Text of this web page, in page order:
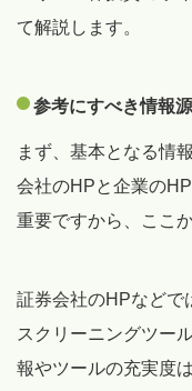
て解説します。
参考にすべき情報
まず、基本となる情
会社のHPと企業の
重要ですから、ここ
証券会社のHPなどで
スクリーニングツー
報やツールの充実度